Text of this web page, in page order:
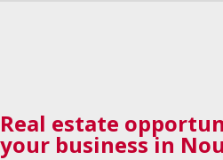
Real estate
your business in